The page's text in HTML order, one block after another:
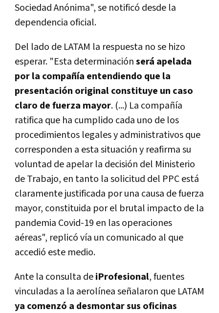
Sociedad Anónima", se notificó desde la
dependencia oficial.
Del lado de LATAM la respuesta no se hizo
esperar. "Esta determinaciónserá apelada
por la compañía entendiendo que la
presentación original constituye un caso
claro de fuerza mayor. (...) La compañía
ratifica que ha cumplido cada uno de los
procedimientos legales y administrativos que
corresponden a esta situación y reafirma su
voluntad de apelar la decisión del Ministerio
de Trabajo, en tanto la solicitud del PPC está
claramente justificada por una causa de fuerza
mayor, constituida por el brutal impacto de la
pandemia Covid-19 en las operaciones
aéreas", replicó vía un comunicado al que
accedió este medio.
Ante la consulta deiProfesional, fuentes
vinculadas a la aerolínea señalaron que LATAM
ya comenzó a desmontar sus oficinas